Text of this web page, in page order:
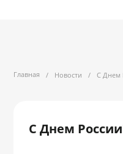
Главная / Новости / С Днем
С Днем